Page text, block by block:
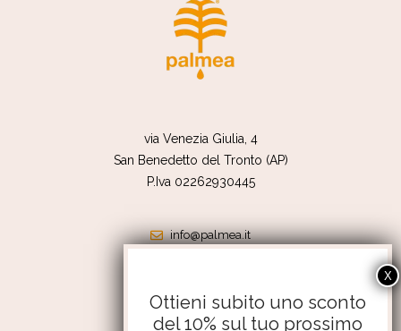
via Venezia Giulia, 4
San Benedetto del Tronto (AP)
P.Iva 02262930445
info@palmea.it
Ottieni subito uno sconto
del 10% sul tuo prossimo